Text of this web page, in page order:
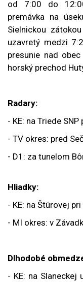
od 7:00 do
premávka na
Sielnickou
uzavretý medzi
presunie nad
horský prechod
Radary:
- KE: na Triede
- TV okres: pred
- D1: za tunelom
Hliadky:
- KE: na Štúrovej
- MI okres: v
Dlhodobé
- KE: na Slaneckej